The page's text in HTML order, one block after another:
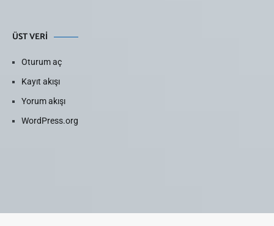
ÜST VERI
Oturum aç
Kayıt akışı
Yorum akışı
WordPress.org